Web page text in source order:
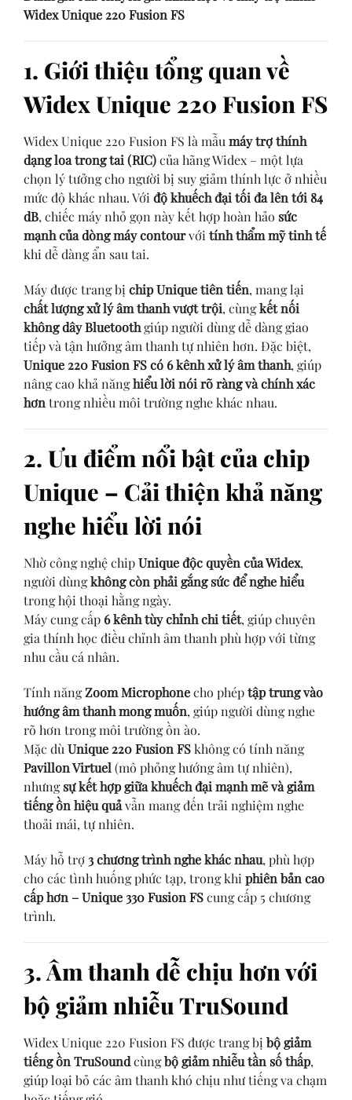
Widex Unique 220 Fusion FS
1. Giới thiệu tổng quan về
Widex Unique 220 Fusion FS
Widex Unique 220 Fusion FS là mẫumáy trợ thính
dạng loa trong tai (RIC)của hãng Widex – một lựa
chọn lý tưởng cho người bị suy giảm thính lực ở nhiều
mức độ khác nhau. Vớiđộ khuếch đại tối đa lên tới 84
dB, chiếc máy nhỏ gọn này kết hợp hoàn hảo sức
mạnh của dòng máy contourvớitính thẩm mỹ tinh tế
khi dễ dàng ẩn sau tai.
Máy được trang bị chip Unique tiên tiến, mang lại
chất lượng xử lý âm thanh vượt trội, cùngkết nối
không dây Bluetoothgiúp người dùng dễ dàng giao
tiếp và tận hưởng âm thanh tự nhiên hơn. Đặc biệt,
Unique 220 Fusion FS có 6 kênh xử lý âm thanh, giúp
nâng cao khả nănghiểu lời nói rõ ràng và chính xác
hơn trong nhiều môi trường nghe khác nhau.
2. Ưu điểm nổi bật của chip
Unique – Cải thiện khả năng
nghe hiểu lời nói
Nhờ công nghệ chipUnique độc quyền của Widex,
người dùngkhông còn phải gắng sức để nghe hiểu
trong hội thoại hằng ngày.
Máy cung cấp 6 kênh tùy chỉnh chi tiết, giúp chuyên
gia thính học điều chỉnh âm thanh phù hợp với từng
nhu cầu cá nhân.
Tính năngZoom Microphonecho phéptập trung vào
hướng âm thanh mong muốn, giúp người dùng nghe
rõ hơn trong môi trường ồn ào.
Mặc dù Unique 220 Fusion FSkhông có tính năng
Pavillon Virtuel (mô phỏng hướng âm tự nhiên),
nhưngsự kết hợp giữa khuếch đại mạnh mẽ và giảm
tiếng ồn hiệu quảvẫn mang đến trải nghiệm nghe
thoải mái, tự nhiên.
Máy hỗ trợ3 chương trình nghe khác nhau, phù hợp
cho các tình huống phức tạp, trong khi phiên bản cao
cấp hơn – Unique 330 Fusion FScung cấp 5 chương
trình.
3. Âm thanh dễ chịu hơn với
bộ giảm nhiễu TruSound
Widex Unique 220 Fusion FS được trang bị bộ giảm
tiếng ồn TruSoundcùngbộ giảm nhiễu tần số thấp,
giúp loại bỏ các âm thanh khó chịu như tiếng va chạm